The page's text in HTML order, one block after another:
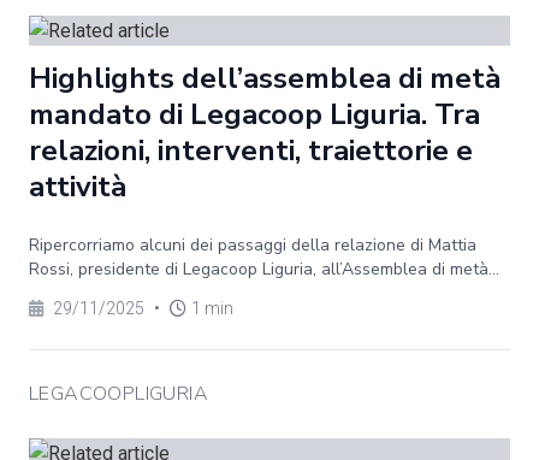
Highlights dell’assemblea di metà
mandato di Legacoop Liguria. Tra
relazioni, interventi, traiettorie e
attività
Ripercorriamo alcuni dei passaggi della relazione di Mattia
Rossi, presidente di Legacoop Liguria, all’Assemblea di metà...
29/11/2025 • 1 min
LEGACOOPLIGURIA